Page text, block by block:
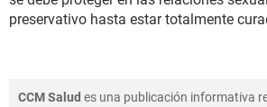
preservativo hasta estar totalmente
CCM Salud es una publicación informativa